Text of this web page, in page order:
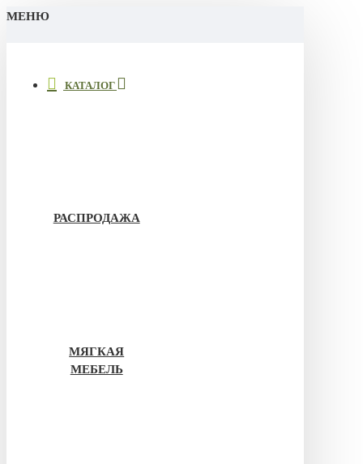
МЕНЮ
КАТАЛОГ
РАСПРОДАЖА
МЯГКАЯ
МЕБЕЛЬ